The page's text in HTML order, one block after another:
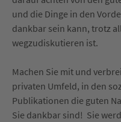
und die Dinge in den
dankbar sein kann, trotz
wegzudiskutieren ist.
Machen Sie mit und
privaten Umfeld, in den
Publikationen die guten
Sie dankbar sind! Sie